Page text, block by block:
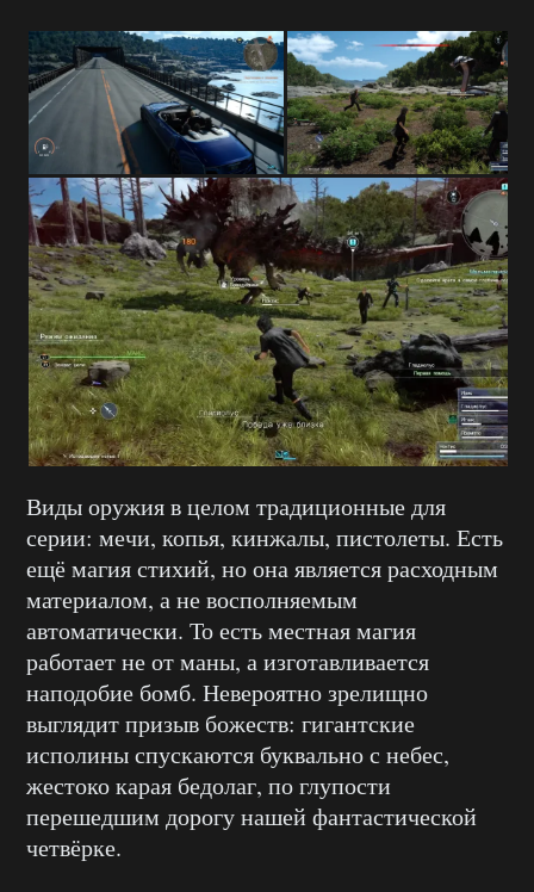
Виды оружия в целом традиционные для
серии: мечи, копья, кинжалы, пистолеты. Есть
ещё магия стихий, но она является расходным
материалом, а не восполняемым
автоматически. То есть местная магия
работает не от маны, а изготавливается
наподобие бомб. Невероятно зрелищно
выглядит призыв божеств: гигантские
исполины спускаются буквально с небес,
жестоко карая бедолаг, по глупости
перешедшим дорогу нашей фантастической
четвёрке.